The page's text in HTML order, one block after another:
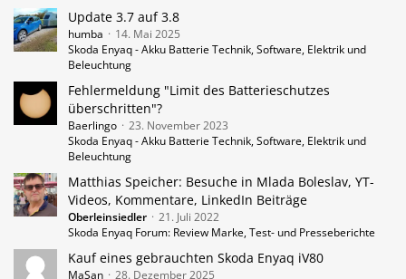
Update 3.7 auf 3.8
humba
14. Mai 2025
Skoda Enyaq - Akku Batterie Technik, Software, Elektrik und
Beleuchtung
Fehlermeldung "Limit des Batterieschutzes
überschritten"?
Baerlingo
23. November 2023
Skoda Enyaq - Akku Batterie Technik, Software, Elektrik und
Beleuchtung
Matthias Speicher: Besuche in Mlada Boleslav, YT-
Videos, Kommentare, LinkedIn Beiträge
Oberleinsiedler
21. Juli 2022
Skoda Enyaq Forum: Review Marke, Test- und Presseberichte
Kauf eines gebrauchten Skoda Enyaq iV80
MaSan 28. Dezember 2025